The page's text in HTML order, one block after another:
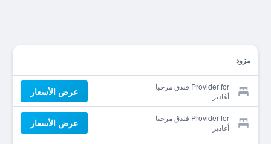
مزود
Provider for فندق مرحبا
أغادير
عرض الأسعار
Provider for فندق مرحبا
أغادير
عرض الأسعار